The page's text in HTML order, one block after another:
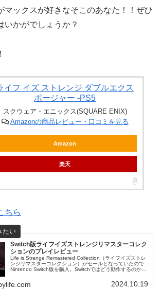
マックスが好きなそこのあなた！！ぜひ
いかがでしょうか？
イフ イズ ストレンジ ダブルエクス
ポージャー -PS5
スクウェア・エニックス(SQUARE ENIX)
Amazonの商品レビュー・口コミを見る
Amazon
楽天
ちら
Switch版ライフイズストレンジリマスターコレク
ションのプレイレビュー
Life is Strange Remastered Collection（ライフイズストレ
ンジリマスターコレクション）がセールとなっていたので
Nintendo Switch版を購入。Switchではどう動作するのか以
2024.10.19